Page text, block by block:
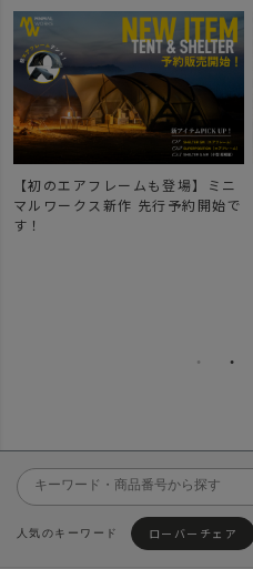
【初のエアフレームも登場】ミニ
マルワークス新作 先行予約開始で
す！
ローバーチェア